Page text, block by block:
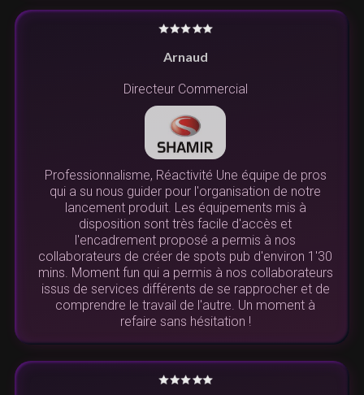
Arnaud
Directeur Commercial
Professionnalisme, Réactivité Une équipe de pros
qui a su nous guider pour l'organisation de notre
lancement produit. Les équipements mis à
disposition sont très facile d'accès et
l'encadrement proposé a permis à nos
collaborateurs de créer de spots pub d'environ 1'30
mins. Moment fun qui a permis à nos collaborateurs
issus de services différents de se rapprocher et de
comprendre le travail de l'autre. Un moment à
refaire sans hésitation !